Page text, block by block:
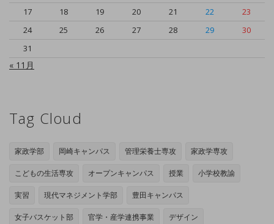
17
18 19 20 21 22
23
24
25 26 27 28 29
30
31
« 11月
Tag Cloud
家政学部 岡崎キャンパス 管理栄養士専攻 家政学専攻
こどもの生活専攻 オープンキャンパス 授業 小学校教諭
実習 現代マネジメント学部 豊田キャンパス
女子バスケット部 官学・産学連携事業 デザイン